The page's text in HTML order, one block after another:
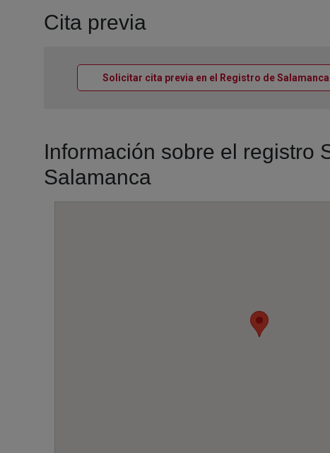
Cita previa
Solicitar cita previa en el Registro de Salamanca
Información sobre el registro
Salamanca